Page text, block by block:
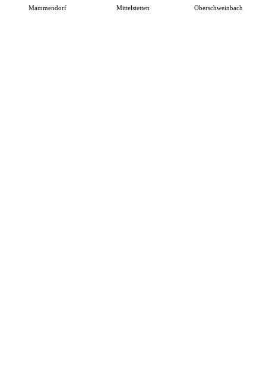
Mammendorf Mittelstetten Oberschweinbach